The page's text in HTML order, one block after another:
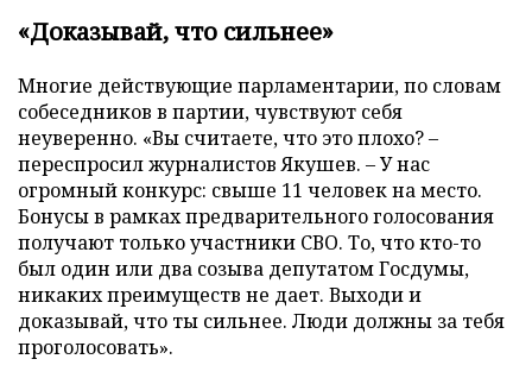
«Доказывай, что сильнее»
Многие действующие парламентарии, по словам
собеседников в партии, чувствуют себя
неуверенно. «Вы считаете, что это плохо? –
переспросил журналистов Якушев. – У нас
огромный конкурс: свыше 11 человек на место.
Бонусы в рамках предварительного голосования
получают только участники СВО. То, что кто-то
был один или два созыва депутатом Госдумы,
никаких преимуществ не дает. Выходи и
доказывай, что ты сильнее. Люди должны за тебя
проголосовать».